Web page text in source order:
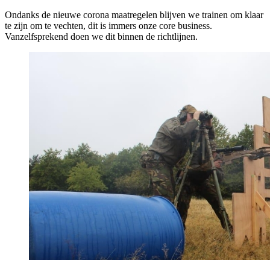
Ondanks de nieuwe corona maatregelen blijven we trainen om klaar
te zijn om te vechten, dit is immers onze core business.
Vanzelfsprekend doen we dit binnen de richtlijnen.